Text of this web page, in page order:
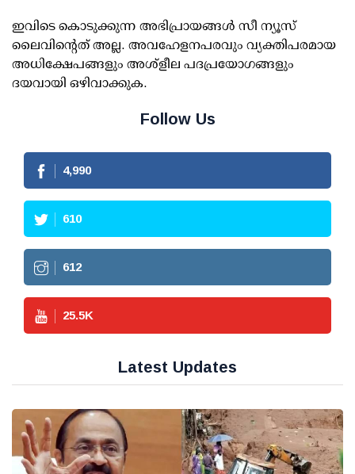
ഇവിടെ കൊടുക്കുന്ന അഭിപ്രായങ്ങള്‍ സീ ന്യൂസ്
ലൈവിന്റെത് അല്ല. അവഹേളനപരവും വ്യക്തിപരമായ
അധിക്ഷേപങ്ങളും അശ്‌ളീല പദപ്രയോഗങ്ങളും
ദയവായി ഒഴിവാക്കുക.
Follow Us
4,990
610
612
25.5K
Latest Updates